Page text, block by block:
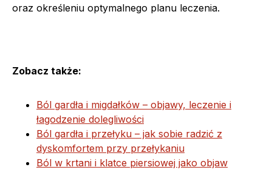
oraz określeniu optymalnego planu leczenia.
Zobacz także:
Ból gardła i migdałków – objawy, leczenie i
łagodzenie dolegliwości
Ból gardła i przełyku – jak sobie radzić z
dyskomfortem przy przełykaniu
Ból w krtani i klatce piersiowej jako objaw